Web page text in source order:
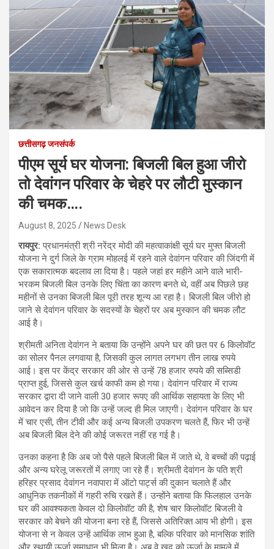
छत्तीसगढ़ जनसंपर्क
पीएम सूर्य घर योजना: बिजली बिल हुआ जीरो
तो देवांगन परिवार के चेहरे पर लौटी मुस्कान
की चमक….
August 8, 2025 News Desk
रायपुर:प्रधानमंत्री श्री नरेंद्र मोदी की महत्वाकांक्षी सूर्य घर मुफ्त बिजली
योजना ने दुर्ग जिले के ग्राम मोहलई में रहने वाले देवांगन परिवार की जिंदगी में
एक सकारात्मक बदलाव ला दिया है। पहले जहां हर महीने आने वाले भारी-
भरकम बिजली बिल उनके लिए चिंता का कारण बनते थे, वहीं अब पिछले छह
महीनों से उनका बिजली बिल पूरी तरह शून्य आ रहा है। बिजली बिल जीरो हो
जाने से देवांगन परिवार के सदस्यों के चेहरों पर अब मुस्कान की चमक लौट
आई है।
श्रीमती अनिता देवांगन ने बताया कि उन्होंने अपने घर की छत पर 6 किलोवॉट
का सोलर पैनल लगवाया है, जिसकी कुल लागत लगभग तीन लाख रुपये
आई। इस पर केंद्र सरकार की ओर से उन्हें 78 हजार रुपये की सब्सिडी
प्राप्त हुई, जिससे कुल खर्च काफी कम हो गया। देवांगन परिवार में राज्य
सरकार द्वारा दी जाने वाली 30 हजार रूपए की आर्थिक सहायता के लिए भी
आवेदन कर दिया है जो कि उन्हें जल्द ही मिल जाएगी। देवांगन परिवार के घर
में चार एसी, तीन टीवी और कई अन्य बिजली उपकरण चलते हैं, फिर भी उन्हें
अब बिजली बिल देने की कोई जरूरत नहीं रह गई है।
उनका कहना है कि अब जो पैसे पहले बिजली बिल में जाते थे, वे बच्चों की पढ़ाई
और अन्य घरेलू जरूरतों में लगाए जा रहे हैं। श्रीमती देवांगन के पति श्री
हरिहर प्रसाद देवांगन नवापारा में ऑटो पार्ट्स की दुकान चलाते हैं और
आधुनिक तकनीकों में गहरी रुचि रखते हैं। उन्होंने बताया कि फिलहाल उनके
घर की आवश्यकता केवल दो किलोवॉट की है, शेष चार किलोवॉट बिजली वे
सरकार को बेचने की योजना बना रहे हैं, जिससे अतिरिक्त आय भी होगी। इस
योजना से न केवल उन्हें आर्थिक लाभ हुआ है, बल्कि परिवार को मानसिक शांति